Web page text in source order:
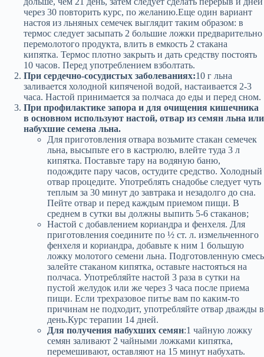
через 30 повторить курс, по желанию.Еще один вариант
настоя из льняных семечек выглядит таким образом: в
термос следует засыпать 2 большие ложки предварительно
перемолотого продукта, влить в емкость 2 стакана
кипятка. Термос плотно закрыть и дать средству постоять
10 часов. Перед употреблением взболтать.
При сердечно-сосудистых заболеваниях:10 г льна
заливается холодной кипяченой водой, настаивается 2-3
часа. Настой принимается за полчаса до еды и перед сном.
При профилактике запора и для очищения кишечника
в основном используют настой, отвар из семян льна или
набухшие семена льна.
Для приготовления отвара возьмите стакан семечек
льна, высыпьте его в кастрюлю, влейте туда 3 л
кипятка. Поставьте тару на водяную баню,
подождите пару часов, остудите средство. Холодный
отвар процедите. Употреблять снадобье следует чуть
теплым за 30 минут до завтрака и незадолго до сна.
Пейте отвар и перед каждым приемом пищи. В
среднем в сутки вы должны выпить 5-6 стаканов;
Настой с добавлением кориандра и фенхеля. Для
приготовления соедините по ½ ст. л. измельченного
фенхеля и кориандра, добавьте к ним 1 большую
ложку молотого семени льна. Подготовленную смесь
залейте стаканом кипятка, оставьте настояться на
полчаса. Употребляйте настой 3 раза в сутки на
пустой желудок или же через 3 часа после приема
пищи. Если трехразовое питье вам по каким-то
причинам не подходит, употребляйте отвар дважды в
день.Курс терапии 14 дней.
Для получения набухших семян:1 чайную ложку
семян заливают 2 чайными ложками кипятка,
перемешивают, оставляют на 15 минут набухать.